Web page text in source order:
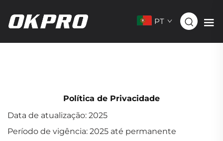
PT
Política de Privacidade
Data de atualização: 2025
Período de vigência: 2025 até permanente